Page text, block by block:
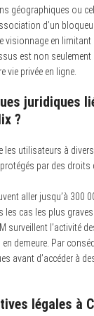
géographiques ou
d’un
visionnage en
est non
vie privée en ligne.
juridiques
?
les utilisateurs à
par des droits
aller jusqu’à 300
les cas les plus
surveillent l’activité
demeure. Par
avant d’accéder à
légales à